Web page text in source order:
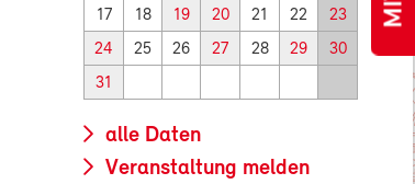
17 18 19 20 21 22 23
24 25 26 27 28 29 30
31
alle Daten
Veranstaltung melden